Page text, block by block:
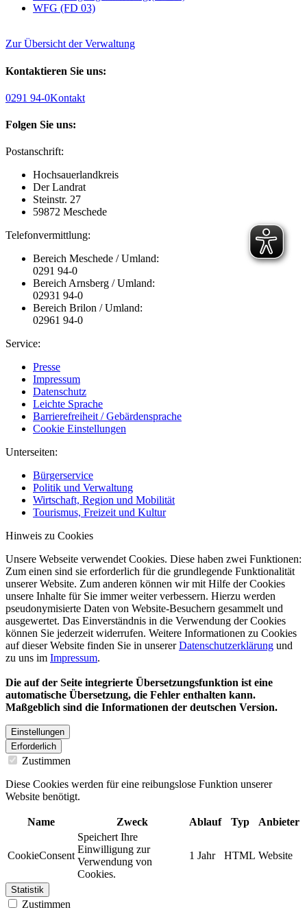
WFG (FD 03)
Zur Übersicht der Verwaltung
Kontaktieren Sie uns:
0291 94-0Kontakt
Folgen Sie uns:
Postanschrift:
Hochsauerlandkreis
Der Landrat
Steinstr. 27
59872 Meschede
Telefonvermittlung:
Bereich Meschede / Umland:
0291 94-0
Bereich Arnsberg / Umland:
02931 94-0
Bereich Brilon / Umland:
02961 94-0
Service:
Presse
Impressum
Datenschutz
Leichte Sprache
Barrierefreiheit / Gebärdensprache
Cookie Einstellungen
Unterseiten:
Bürgerservice
Politik und Verwaltung
Wirtschaft, Region und Mobilität
Tourismus, Freizeit und Kultur
Hinweis zu Cookies
Unsere Webseite verwendet Cookies. Diese haben zwei Funktionen:
Zum einen sind sie erforderlich für die grundlegende Funktionalität
unserer Website. Zum anderen können wir mit Hilfe der Cookies
unsere Inhalte für Sie immer weiter verbessern. Hierzu werden
pseudonymisierte Daten von Website-Besuchern gesammelt und
ausgewertet. Das Einverständnis in die Verwendung der Cookies
können Sie jederzeit widerrufen. Weitere Informationen zu Cookies
auf dieser Website finden Sie in unsererDatenschutzerklärung und
zu uns im Impressum.
Die auf der Seite integrierte Übersetzungsfunktion ist eine
automatische Übersetzung, die Fehler enthalten kann.
Maßgeblich sind die Informationen der deutschen Version.
Einstellungen
Erforderlich
Zustimmen
Diese Cookies werden für eine reibungslose Funktion unserer
Website benötigt.
Name Zweck Ablauf Typ Anbieter
CookieConsent
Speichert Ihre
Einwilligung zur
Verwendung von
Cookies.
1 Jahr HTML Website
Statistik
Zustimmen